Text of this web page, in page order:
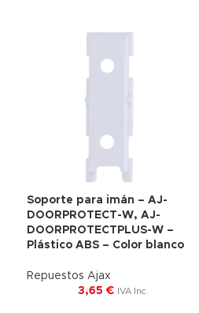
Soporte para imán – AJ-
DOORPROTECT-W, AJ-
DOORPROTECTPLUS-W –
Plástico ABS – Color blanco
Repuestos Ajax
3,65 € IVA Inc.